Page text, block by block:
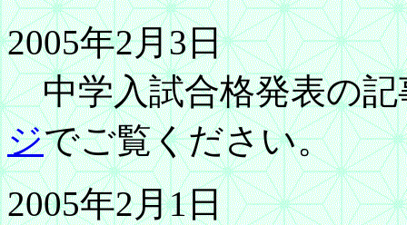
2005年2月3日
中学入試合格発表の記
ジでご覧ください。
2005年2月1日